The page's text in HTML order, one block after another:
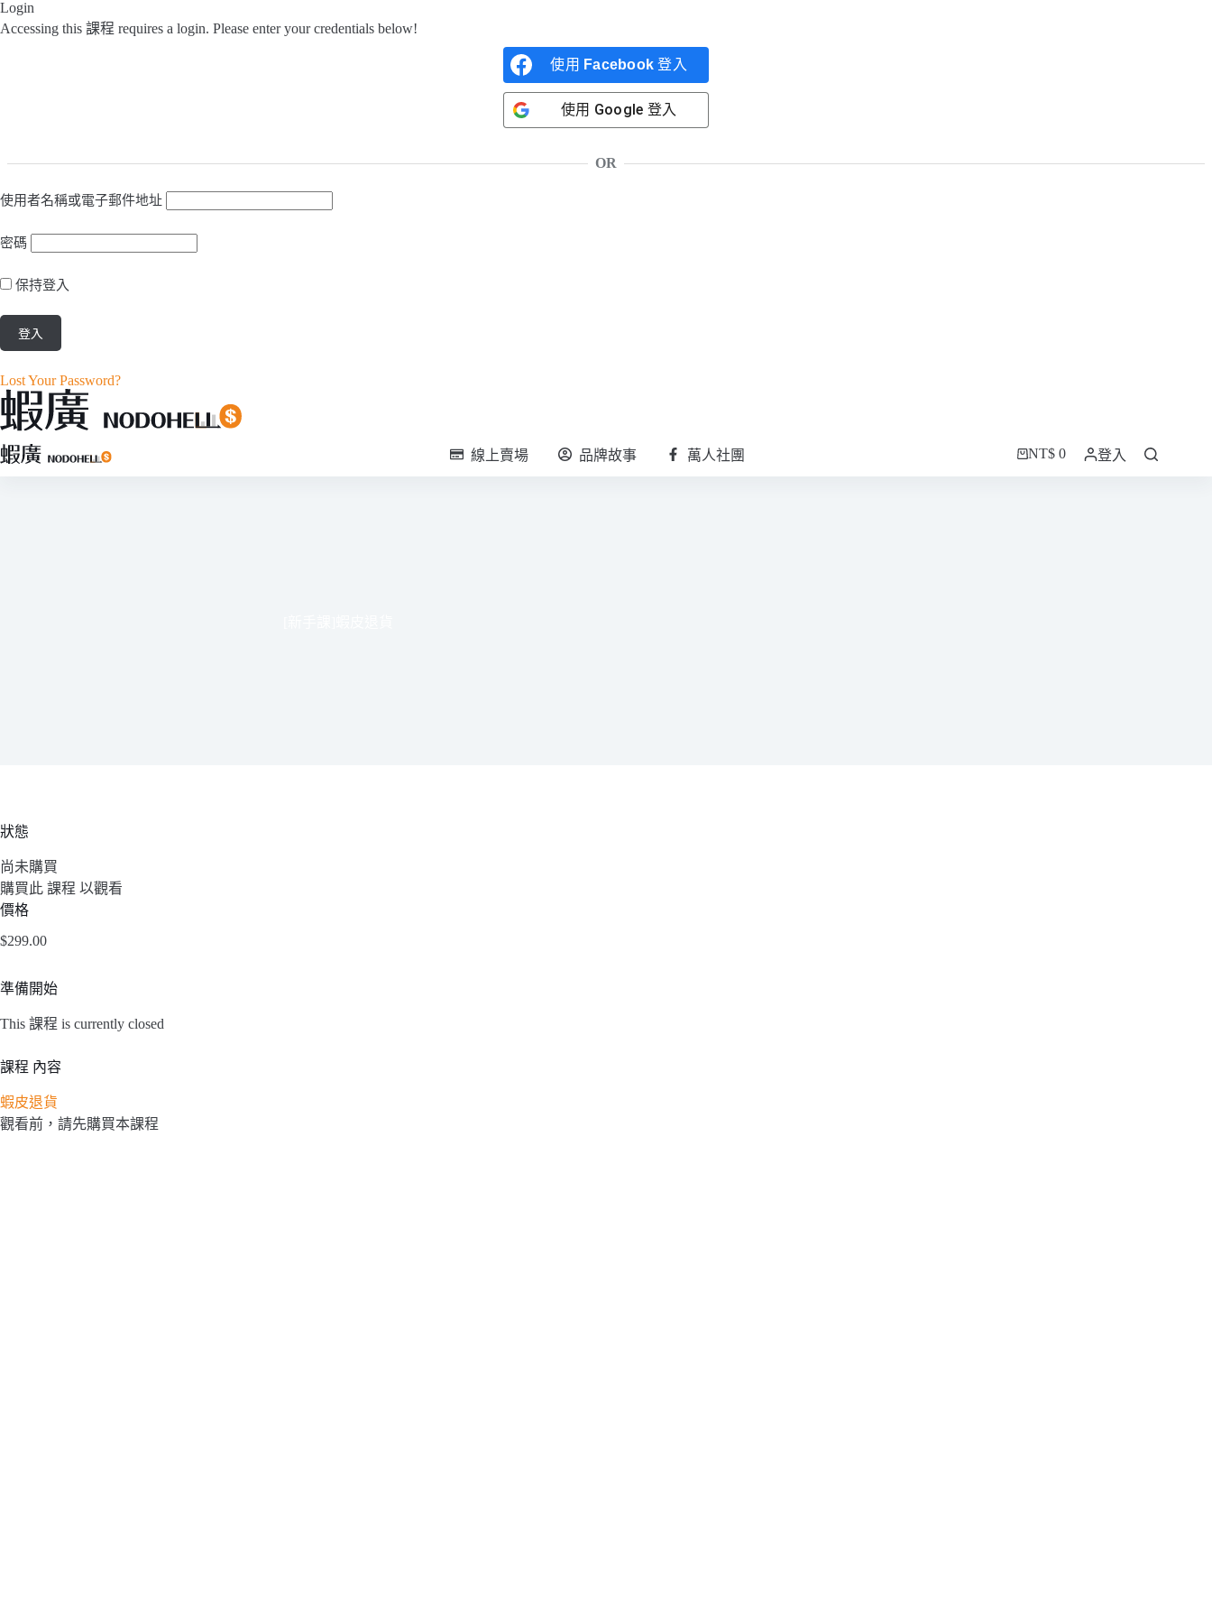
Login
Accessing this 課程 requires a login. Please enter your credentials below!
使用 Facebook 登入
使用 Google 登入
OR
使用者名稱或電子郵件地址
密碼
保持登入
Lost Your Password?
跳
至
線上賣場 品牌故事 萬人社團 NT$ 0 登入
狀態
尚未購買
購買此 課程 以觀看
價格
$299.00
準備開始
This 課程 is currently closed
課程 內容
蝦皮退貨
觀看前，請先購買本課程